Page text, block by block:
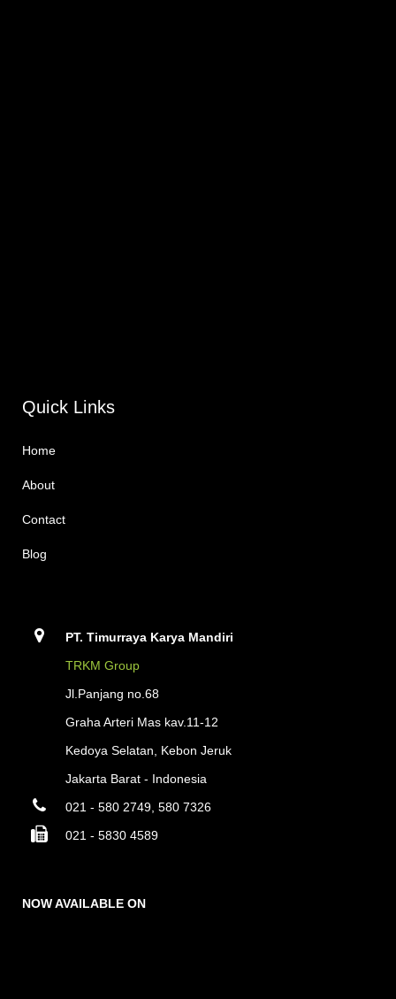
Quick Links
Home
About
Contact
Blog
PT. Timurraya Karya Mandiri
TRKM Group
Jl.Panjang no.68
Graha Arteri Mas kav.11-12
Kedoya Selatan, Kebon Jeruk
Jakarta Barat - Indonesia
021 - 580 2749, 580 7326
021 - 5830 4589
NOW AVAILABLE ON